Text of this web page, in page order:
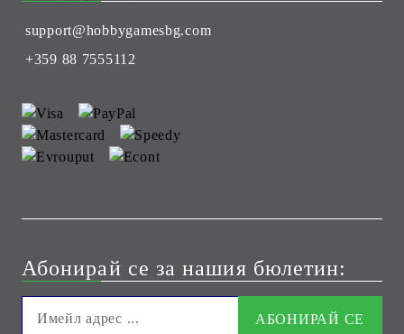
support@hobbygamesbg.com
+359 88 7555112
Абонирай се за нашия бюлетин: